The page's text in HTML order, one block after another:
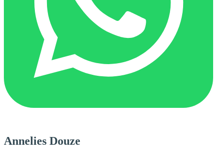
Annelies Douze